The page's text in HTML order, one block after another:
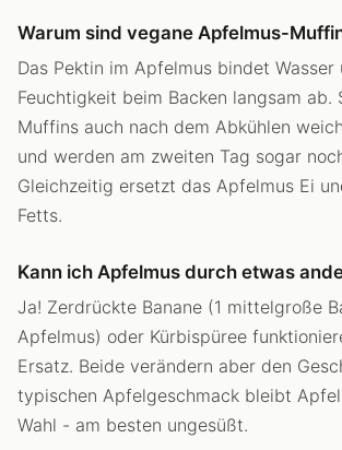
Warum sind vegane Apfelmus-
Das Pektin im Apfelmus bindet
Feuchtigkeit beim Backen langsam ab.
Muffins auch nach dem Abkühlen
und werden am zweiten Tag sogar
Gleichzeitig ersetzt das Apfelmus Ei
Fetts.
Kann ich Apfelmus durch etwas
Ja! Zerdrückte Banane (1 mittelgroße
Apfelmus) oder Kürbispüree
Ersatz. Beide verändern aber den
typischen Apfelgeschmack bleibt
Wahl - am besten ungesüßt.